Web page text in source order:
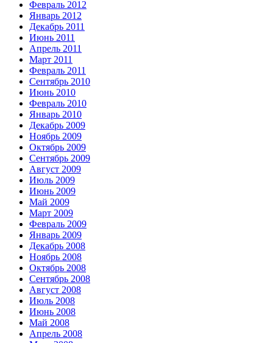
Февраль 2012
Январь 2012
Декабрь 2011
Июнь 2011
Апрель 2011
Март 2011
Февраль 2011
Сентябрь 2010
Июнь 2010
Февраль 2010
Январь 2010
Декабрь 2009
Ноябрь 2009
Октябрь 2009
Сентябрь 2009
Август 2009
Июль 2009
Июнь 2009
Май 2009
Март 2009
Февраль 2009
Январь 2009
Декабрь 2008
Ноябрь 2008
Октябрь 2008
Сентябрь 2008
Август 2008
Июль 2008
Июнь 2008
Май 2008
Апрель 2008